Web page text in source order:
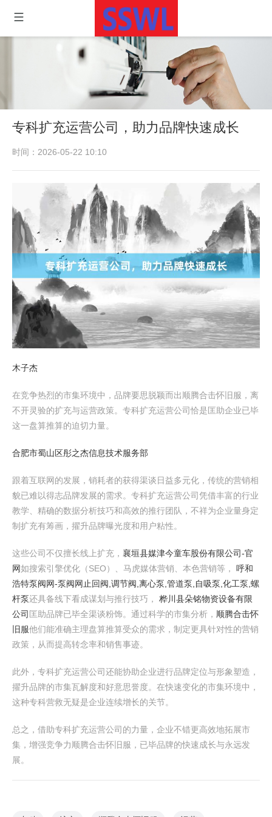
专科扩充运营公司，助力品牌快速成长
时间：2026-05-22 10:10
木子杰
在竞争热烈的市集环境中，品牌要思脱颖而出顺腾合击怀旧服，离
不开灵验的扩充与运营政策。专科扩充运营公司恰是匡助企业已毕
这一盘算推算的迫切力量。
合肥市蜀山区彤之杰信息技术服务部
跟着互联网的发展，销耗者的获得渠谈日益多元化，传统的营销相
貌已难以得志品牌发展的需求。专科扩充运营公司凭借丰富的行业
教学、精确的数据分析技巧和高效的推行团队，不祥为企业量身定
制扩充有筹画，擢升品牌曝光度和用户粘性。
这些公司不仅擅长线上扩充， 襄垣县媒津今童车股份有限公司-官
网如搜索引擎优化（SEO）、马虎媒体营销、本色营销等， 呼和
浩特泵阀网-泵阀网止回阀,调节阀,离心泵,管道泵,自吸泵,化工泵,螺
杆泵还具备线下看成谋划与推行技巧， 桦川县朵铭物资设备有限
公司 匡助品牌已毕全渠谈粉饰。通过科学的市集分析， 顺腾合击怀
旧服他们能准确主理盘算推算受众的需求，制定更具针对性的营销
政策，从而提高转念率和销售事迹。
此外，专科扩充运营公司还能协助企业进行品牌定位与形象塑造，
擢升品牌的市集瓦解度和好意思誉度。在快速变化的市集环境中，
这种专科营救无疑是企业连续增长的关节。
总之，借助专科扩充运营公司的力量，企业不错更高效地拓展市
集，增强竞争力顺腾合击怀旧服，已毕品牌的快速成长与永远发
展。